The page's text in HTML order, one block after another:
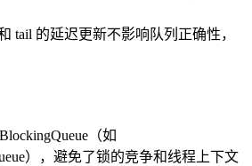
tail 的延迟更新不影响队列正确性，
（如
），避免了锁的竞争和线程上下文